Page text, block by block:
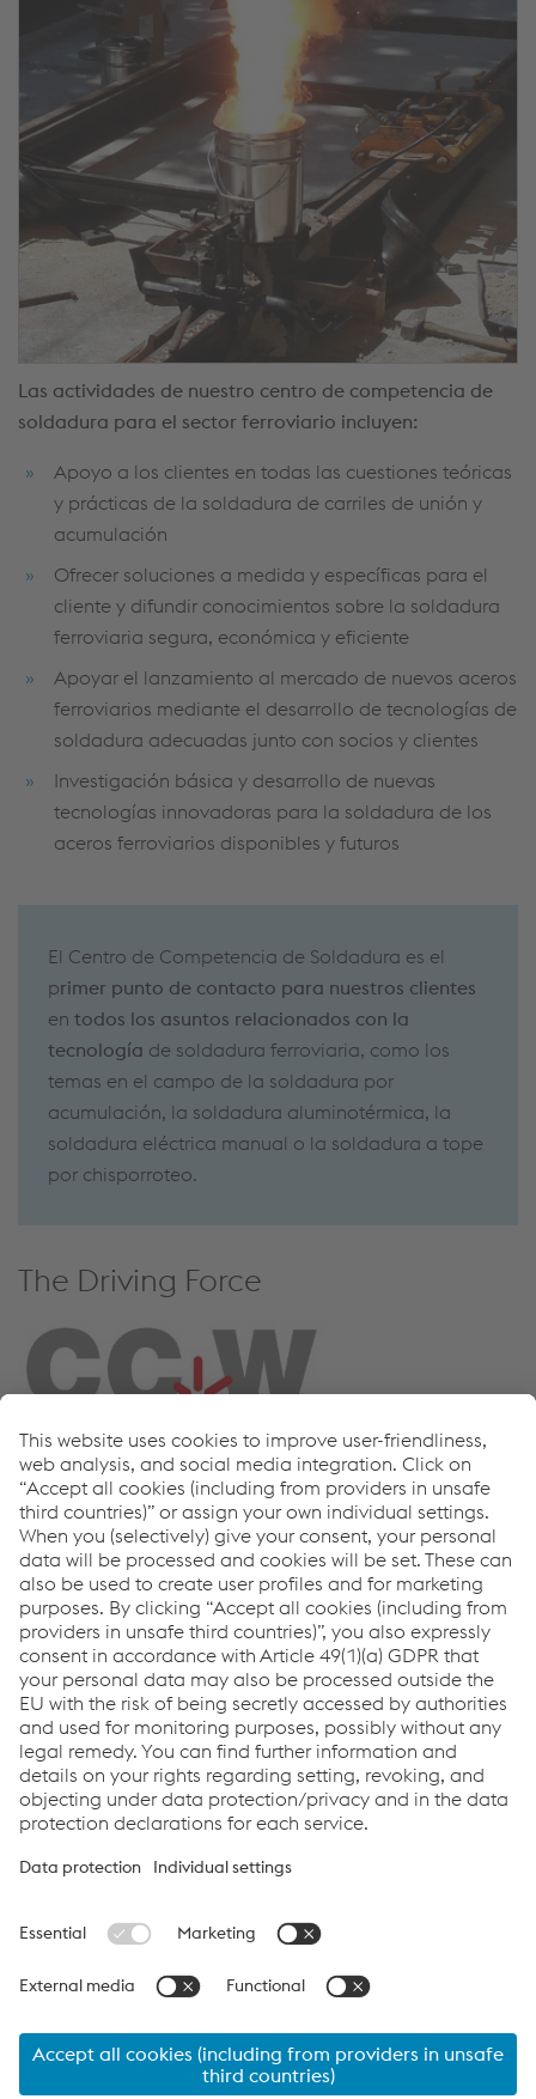
Las actividades de nuestro centro de competencia de
soldadura para el sector ferroviario incluyen:
Apoyo a los clientes en todas las cuestiones teóricas
y prácticas de la soldadura de carriles de unión y
acumulación
Ofrecer soluciones a medida y específicas para el
cliente y difundir conocimientos sobre la soldadura
ferroviaria segura, económica y eficiente
Apoyar el lanzamiento al mercado de nuevos aceros
ferroviarios mediante el desarrollo de tecnologías de
soldadura adecuadas junto con socios y clientes
Investigación básica y desarrollo de nuevas
tecnologías innovadoras para la soldadura de los
aceros ferroviarios disponibles y futuros
El Centro de Competencia de Soldadura es el
primer punto de contacto para nuestros clientes
en todos los asuntos relacionados con la
tecnología de soldadura ferroviaria, como los
temas en el campo de la soldadura por
acumulación, la soldadura aluminotérmica, la
soldadura eléctrica manual o la soldadura a tope
por chisporroteo.
The Driving Force
How can we help you?
If you have questions or feedback, please feel free to
contact us. We are happy to help!
Contacta con nosotros
Links
Applications
Products
Job & Career
Terms & Conditions
Cookie settings